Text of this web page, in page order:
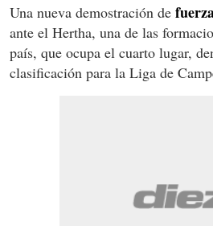
Una nueva demostración de
ante el Hertha, una de las
país, que ocupa el cuarto lugar,
clasificación para la Liga de